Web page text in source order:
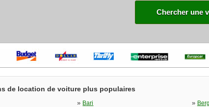
Chercher une
de location de voiture plus populaires
» Bari »